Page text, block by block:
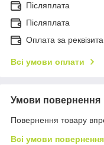
Післяплата
Пiсляплата
Оплата за
Всі умови оплати
Умови повернення
Повернення товару
Всі умови повернення